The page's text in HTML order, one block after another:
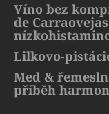
Víno bez
de
Lilkovo-
Med &
příběh